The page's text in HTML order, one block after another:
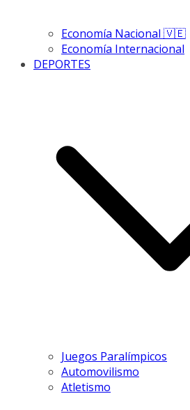
Economía Nacional 🇻🇪
Economía Internacional
DEPORTES
Juegos Paralímpicos
Automovilismo
Atletismo